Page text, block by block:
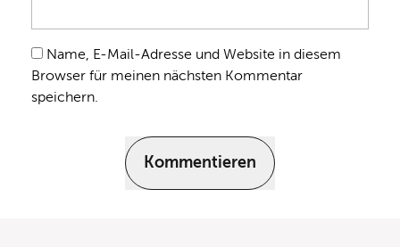
Name, E-Mail-Adresse und Website in diesem
Browser für meinen nächsten Kommentar
speichern.
Kommentieren